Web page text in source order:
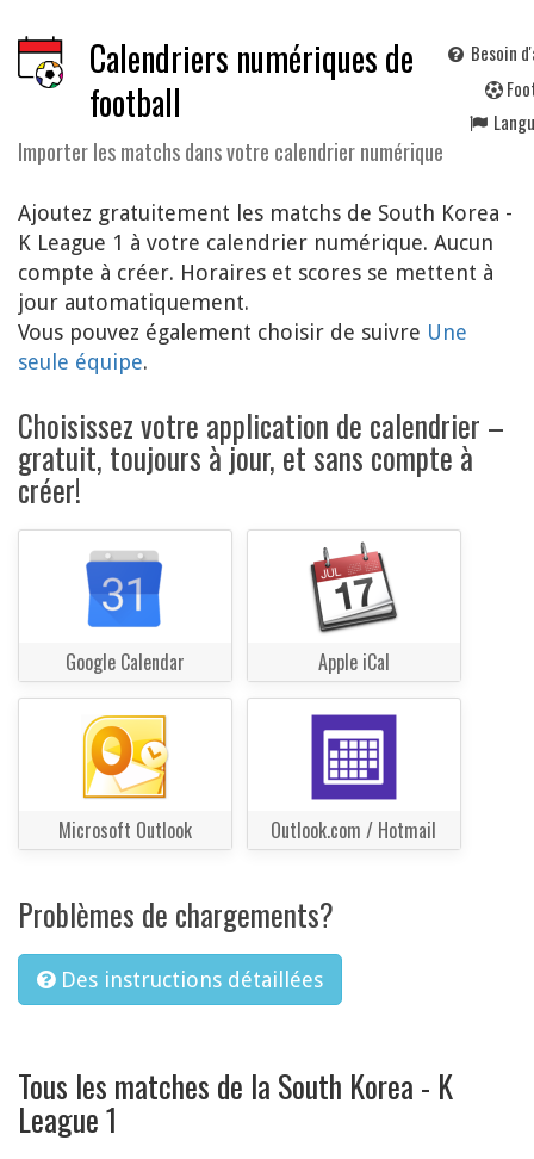
Calendriers numériques de
football
Importer les matchs dans votre calendrier numérique
Besoin
F
Ajoutez gratuitement les matchs de South Korea -
K League 1 à votre calendrier numérique. Aucun
compte à créer. Horaires et scores se mettent à
jour automatiquement.
Vous pouvez également choisir de suivre Une
seule équipe.
Choisissez votre application de calendrier –
gratuit, toujours à jour, et sans compte à
créer!
Google Calendar Apple iCal
Microsoft Outlook Outlook.com / Hotmail
Problèmes de chargements?
Des instructions détaillées
Tous les matches de la South Korea - K
League 1